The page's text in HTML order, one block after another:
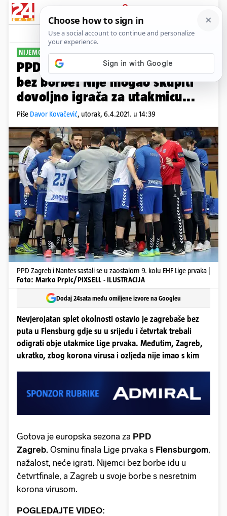
PRIJAVA
Sport Komentari
NIJEMCI IDU DALJE
PPD Zagreb ispao iz Lige prvaka
bez borbe! Nije mogao skupiti
dovoljno igrača za utakmicu...
Piše Davor Kovačević, utorak, 6.4.2021. u 14:39
PPD Zagreb i Nantes sastali se u zaostalom 9. kolu EHF Lige prvaka |
Foto: Marko Prpic/PIXSELL - ILUSTRACIJA
Dodaj 24sata među omiljene izvore na Googleu
Nevjerojatan splet okolnosti ostavio je zagrebaše bez
puta u Flensburg gdje su u srijedu i četvrtak trebali
odigrati obje utakmice Lige prvaka. Međutim, Zagreb,
ukratko, zbog korona virusa i ozljeda nije imao s kim
Gotova je europska sezona za PPD
Zagreb. Osminu finala Lige prvaka s Flensburgom,
nažalost, neće igrati. Nijemci bez borbe idu u
četvrtfinale, a Zagreb u svoje borbe s nesretnim
korona virusom.
POGLEDAJTE VIDEO: